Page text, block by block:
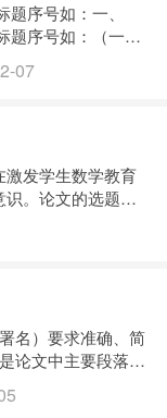
序号如：一、
题序号如：（一）
三级标题序号
字 四级标题序号
07
发学生数学教育
。论文的选题要
程中培养学生的
准应是再创性、
名）要求准确、简
论文中主要段落的
的内容提要：是文
少可几十字，多